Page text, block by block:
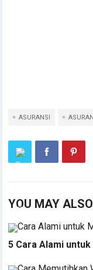
ASURANSI
YOU MAY
5 Cara Alami